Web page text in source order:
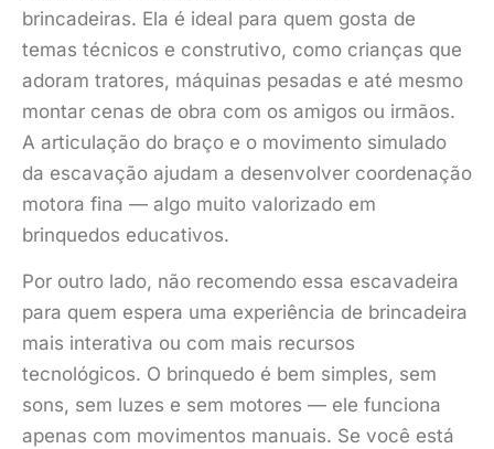
brincadeiras. Ela é ideal para quem gosta de
temas técnicos e construtivo, como crianças que
adoram tratores, máquinas pesadas e até mesmo
montar cenas de obra com os amigos ou irmãos.
A articulação do braço e o movimento simulado
da escavação ajudam a desenvolver coordenação
motora fina — algo muito valorizado em
brinquedos educativos.
Por outro lado, não recomendo essa escavadeira
para quem espera uma experiência de brincadeira
mais interativa ou com mais recursos
tecnológicos. O brinquedo é bem simples, sem
sons, sem luzes e sem motores — ele funciona
apenas com movimentos manuais. Se você está